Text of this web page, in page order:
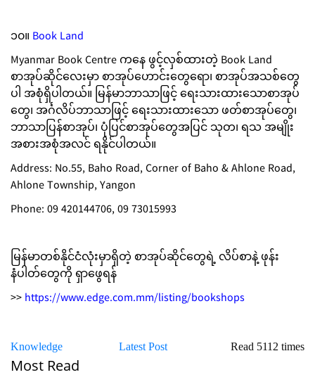
၁၀။ Book Land
Myanmar Book Centre ကနေ ဖွင့်လှစ်ထားတဲ့ Book Land
စာအုပ်ဆိုင်လေးမှာ စာအုပ်ဟောင်းတွေရော၊ စာအုပ်အသစ်တွေ
ပါ အစုံရှိပါတယ်။ မြန်မာဘာသာ‌ဖြင့် ရေးသားထားသောစာအုပ်
တွေ၊ အင်္ဂလိပ်ဘာသာဖြင့် ရေးသားထားသော ဖတ်စာအုပ်တွေ၊
ဘာသာပြန်စာအုပ်၊ ပုံပြင်စာအုပ်တွေအပြင် သုတ၊ ရသ အမျိုး
အစားအစုံအလင် ရနိုင်ပါတယ်။
Address: No.55, Baho Road, Corner of Baho & Ahlone Road,
Ahlone Township, Yangon
Phone: 09 420144706, 09 73015993
မြန်မာတစ်နိုင်ငံလုံးမှာရှိတဲ့ စာအုပ်ဆိုင်တွေရဲ့ လိပ်စာနဲ့ ဖုန်း
နံပါတ်တွေကို ရှာဖွေရန်
>>https://www.edge.com.mm/listing/bookshops
Knowledge Latest Post Read 5112 times
Most Read